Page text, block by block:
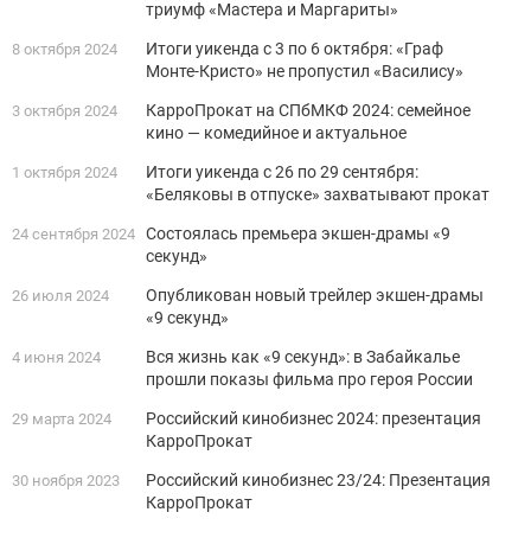
триумф «Мастера и Маргариты»
8 октября 2024
Итоги уикенда с 3 по 6 октября: «Граф
Монте-Кристо» не пропустил «Василису»
3 октября 2024
КарроПрокат на СПбМКФ 2024: семейное
кино — комедийное и актуальное
1 октября 2024
Итоги уикенда с 26 по 29 сентября:
«Беляковы в отпуске» захватывают прокат
24 сентября 2024 Состоялась премьера экшен-драмы «9
секунд»
26 июля 2024
Опубликован новый трейлер экшен-драмы
«9 секунд»
4 июня 2024
Вся жизнь как «9 секунд»: в Забайкалье
прошли показы фильма про героя России
29 марта 2024
Российский кинобизнес 2024: презентация
КарроПрокат
30 ноября 2023
Российский кинобизнес 23/24: Презентация
КарроПрокат